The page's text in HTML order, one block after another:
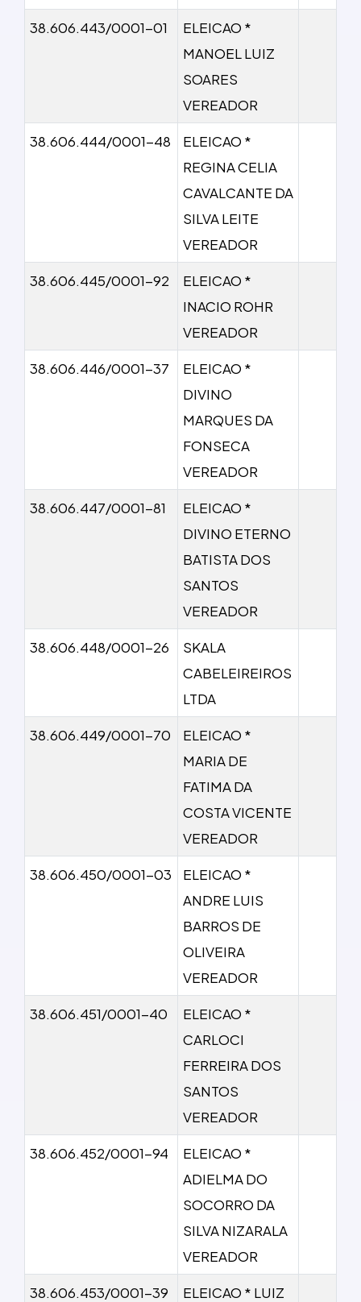
38.606.443/0001-01
ELEICAO *
MANOEL LUIZ
SOARES
VEREADOR
38.606.444/0001-48
ELEICAO *
REGINA CELIA
CAVALCANTE DA
SILVA LEITE
VEREADOR
38.606.445/0001-92
ELEICAO *
INACIO ROHR
VEREADOR
38.606.446/0001-37
ELEICAO *
DIVINO
MARQUES DA
FONSECA
VEREADOR
38.606.447/0001-81
ELEICAO *
DIVINO ETERNO
BATISTA DOS
SANTOS
VEREADOR
38.606.448/0001-26
SKALA
CABELEIREIROS
LTDA
38.606.449/0001-70
ELEICAO *
MARIA DE
FATIMA DA
COSTA VICENTE
VEREADOR
38.606.450/0001-03
ELEICAO *
ANDRE LUIS
BARROS DE
OLIVEIRA
VEREADOR
38.606.451/0001-40
ELEICAO *
CARLOCI
FERREIRA DOS
SANTOS
VEREADOR
38.606.452/0001-94
ELEICAO *
ADIELMA DO
SOCORRO DA
SILVA NIZARALA
VEREADOR
38.606.453/0001-39
ELEICAO * LUIZ